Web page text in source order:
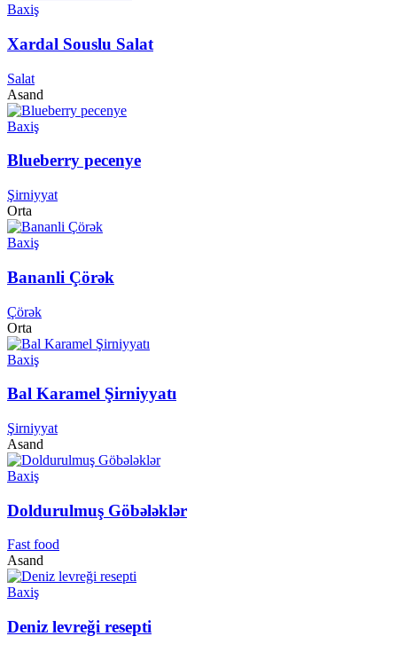
Baxiş
Xardal Souslu Salat
Salat
Asand
Baxiş
Blueberry pecenye
Şirniyyat
Orta
Baxiş
Bananli Çörək
Çörək
Orta
Baxiş
Bal Karamel Şirniyyatı
Şirniyyat
Asand
Baxiş
Doldurulmuş Göbələklər
Fast food
Asand
Baxiş
Deniz levreği resepti